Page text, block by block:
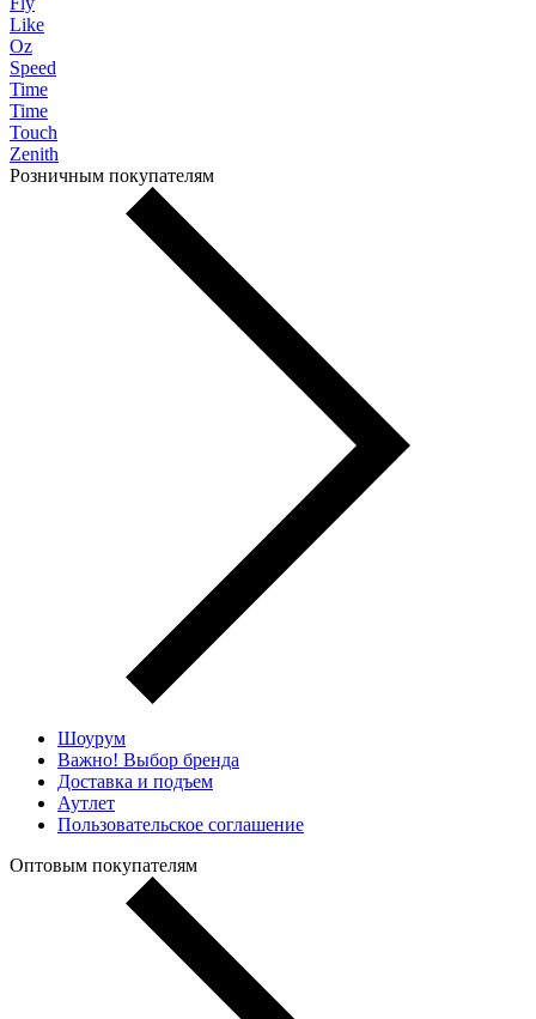
Like
Oz
Speed
Time
Time
Touch
Zenith
Розничным покупателям
Шоурум
Важно! Выбор бренда
Доставка и подъем
Аутлет
Пользовательское соглашение
Оптовым покупателям